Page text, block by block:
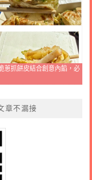
蔥抓餅皮結合創意內餡，必
章不漏接